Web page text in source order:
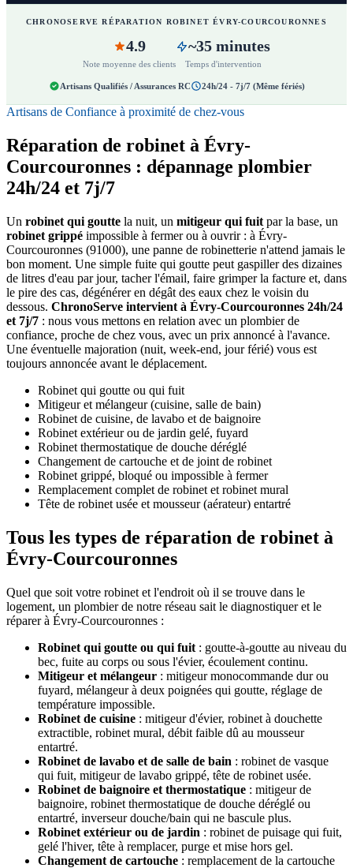
CHRONOSERVE RÉPARATION ROBINET ÉVRY-COURCOURONNES
4.9
Note moyenne des clients
~35 minutes
Temps d'intervention
Artisans Qualifiés / Assurances RC 24h/24 - 7j/7 (Même fériés)
Artisans de Confiance à proximité de chez-vous
Réparation de robinet à Évry-
Courcouronnes : dépannage plombier
24h/24 et 7j/7
Un robinet qui goutte la nuit, un mitigeur qui fuit par la base, un
robinet grippé impossible à fermer ou à ouvrir : à Évry-
Courcouronnes (91000), une panne de robinetterie n'attend jamais le
bon moment. Une simple fuite qui goutte peut gaspiller des dizaines
de litres d'eau par jour, tacher l'émail, faire grimper la facture et, dans
le pire des cas, dégénérer en dégât des eaux chez le voisin du
dessous. ChronoServe intervient à Évry-Courcouronnes 24h/24
et 7j/7 : nous vous mettons en relation avec un plombier de
confiance, proche de chez vous, avec un prix annoncé à l'avance.
Une éventuelle majoration (nuit, week-end, jour férié) vous est
toujours annoncée avant le déplacement.
Robinet qui goutte ou qui fuit
Mitigeur et mélangeur (cuisine, salle de bain)
Robinet de cuisine, de lavabo et de baignoire
Robinet extérieur ou de jardin gelé, fuyard
Robinet thermostatique de douche déréglé
Changement de cartouche et de joint de robinet
Robinet grippé, bloqué ou impossible à fermer
Remplacement complet de robinet et robinet mural
Tête de robinet usée et mousseur (aérateur) entartré
Tous les types de réparation de robinet à
Évry-Courcouronnes
Quel que soit votre robinet et l'endroit où il se trouve dans le
logement, un plombier de notre réseau sait le diagnostiquer et le
réparer à Évry-Courcouronnes :
Robinet qui goutte ou qui fuit : goutte-à-goutte au niveau du
bec, fuite au corps ou sous l'évier, écoulement continu.
Mitigeur et mélangeur : mitigeur monocommande dur ou
fuyard, mélangeur à deux poignées qui goutte, réglage de
température impossible.
Robinet de cuisine : mitigeur d'évier, robinet à douchette
extractible, robinet mural, débit faible dû au mousseur
entartré.
Robinet de lavabo et de salle de bain : robinet de vasque
qui fuit, mitigeur de lavabo grippé, tête de robinet usée.
Robinet de baignoire et thermostatique : mitigeur de
baignoire, robinet thermostatique de douche déréglé ou
entartré, inverseur douche/bain qui ne bascule plus.
Robinet extérieur ou de jardin : robinet de puisage qui fuit,
gelé l'hiver, tête à remplacer, purge et mise hors gel.
Changement de cartouche : remplacement de la cartouche